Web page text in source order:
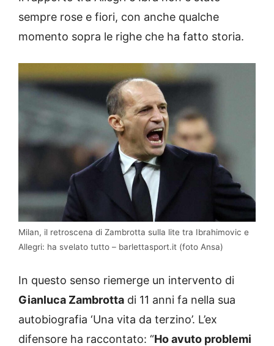
sempre rose e fiori, con anche qualche
momento sopra le righe che ha fatto storia.
Milan, il retroscena di Zambrotta sulla lite tra Ibrahimovic e
Allegri: ha svelato tutto – barlettasport.it (foto Ansa)
In questo senso riemerge un intervento di
Gianluca Zambrotta di 11 anni fa nella sua
autobiografia ‘Una vita da terzino’. L’ex
difensore ha raccontato: “Ho avuto problemi